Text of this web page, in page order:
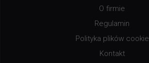
O firmie
Regulamin
Polityka plików cookie
Kontakt